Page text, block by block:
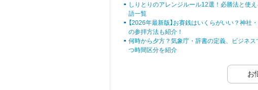
ゼントするなら、ぴっ
たりの花言葉を持つ花
を選んで、感謝の気持
ちを伝えたいですよ
ね。
しりとりのアレンジルール12選！必勝法と使え
語一覧
【2026年最新版】お賽銭はいくらがいい？神社
の参拝方法も紹介！
何時から夕方？気象庁・辞書の定義、ビジネス
つ時間区分を紹介
お